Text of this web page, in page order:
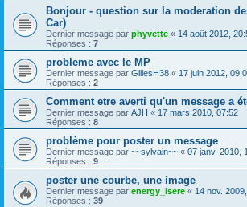
Bonjour - question sur la moderation
Car)
Dernier message par phyvette « 14 août 2012,
Réponses : 7
probleme avec le MP
Dernier message par GillesH38 « 17 juin 2012,
Réponses : 2
Comment etre averti qu'un message a
Dernier message par AJH « 17 mars 2010, 07:52
Réponses : 8
problème pour poster un message
Dernier message par ~~sylvain~~ « 07 janv. 2010,
Réponses : 9
poster une courbe, une image
Dernier message par energy_isere « 14 nov.
Réponses : 39